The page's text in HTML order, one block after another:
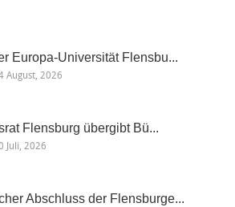
Europa-Universität Flensbu...
August, 2026
Flensburg übergibt Bü...
Juli, 2026
Abschluss der Flensburge...